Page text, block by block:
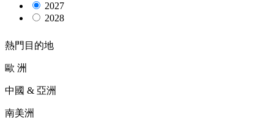
2027
2028
熱門目的地
歐 洲
中國 & 亞洲
南美洲